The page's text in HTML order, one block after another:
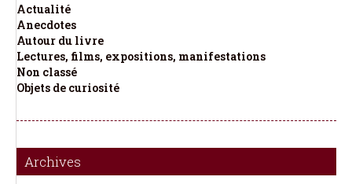
Actualité
Anecdotes
Autour du livre
Lectures, films, expositions, manifestations
Non classé
Objets de curiosité
Archives